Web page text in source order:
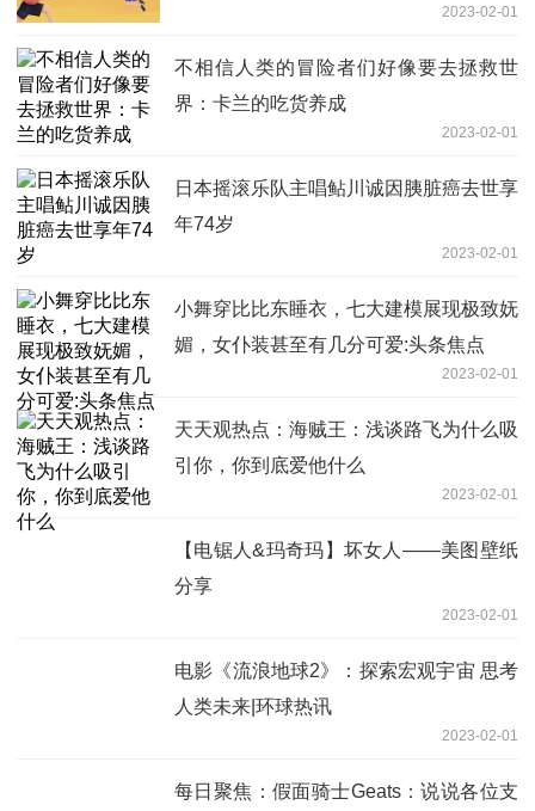
2023-02-01
不相信人类的冒险者们好像要去拯救世
界：卡兰的吃货养成
2023-02-01
日本摇滚乐队主唱鲇川诚因胰脏癌去世享
年74岁
2023-02-01
小舞穿比比东睡衣，七大建模展现极致妩
媚，女仆装甚至有几分可爱:头条焦点
2023-02-01
天天观热点：海贼王：浅谈路飞为什么吸
引你，你到底爱他什么
2023-02-01
【电锯人&玛奇玛】坏女人——美图壁纸
分享
2023-02-01
电影《流浪地球2》：探索宏观宇宙 思考
人类未来|环球热讯
2023-02-01
每日聚焦：假面骑士Geats：说说各位支